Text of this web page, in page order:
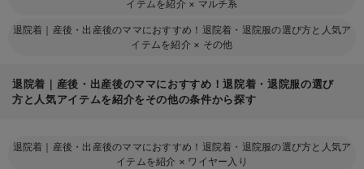
イテムを紹介 × マルチ系
退院着｜産後・出産後のママにおすすめ！退院着・退院服の選び方と人気ア
イテムを紹介 × その他
退院着｜産後・出産後のママにおすすめ！退院着・退院服の選び
方と人気アイテムを紹介をその他の条件から探す
退院着｜産後・出産後のママにおすすめ！退院着・退院服の選び方と人気ア
イテムを紹介 × ワイヤー入り